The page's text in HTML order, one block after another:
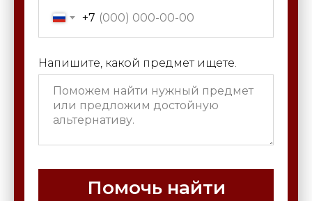
+7
Напишите, какой предмет ищете.
Помочь найти